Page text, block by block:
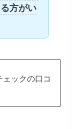
方がい
ェックの口コ